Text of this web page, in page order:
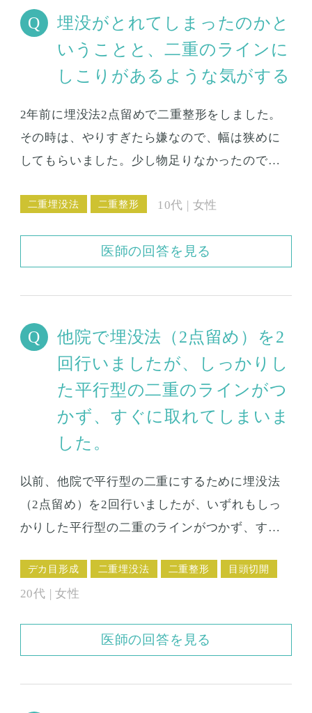
てくるものなんでしょうか。とても心配性なの
で、いろんなことが不安に思えてしょうがない
です。相談に乗って欲しいです。
だったのですが、その後だんだんと薄らいでき
てしまいました。 もともと、幅の広めな二重で
した。手術をする前よりも目は大きく開くよう
になって、見えづらさは解消しているのです
す。 していただいた手術が目をおおきくあける
ことが目的の手術で、決して美容外科が目的の
手術ではないことは分かってはいるものの、実
るようになってしまいました。 挙筋前転をした
時に、皮膚を切ったためかどうかわかりません
が、結構腫れましたので、今回は腫れない手術
重まぶたにしていただきたいです。
埋没がとれてしまったのかと
いうことと、二重のラインに
しこりがあるような気がする
2年前に埋没法2点留めで二重整形をしました。
その時は、やりすぎたら嫌なので、幅は狭めに
してもらいました。少し物足りなかったので、
めをしました。 この時、幅を広げる手術なの
ていません。 その後は問題なかったのですが、
感じ、その後だんだん赤くポツンとした点にな
ってきました。市販薬を塗って治ってきたよう
なのですが、左の目尻のほうだけ、二重の幅が
狭くなってきました。 うっすらと赤いしこりの
ところは、まだコリコリと小さな塊があるみた
いです。 幅が狭くなってきたということは、糸
の結び目がほどけてしまったのでしょうか。? 修
の糸をはずして、また2点留めをしないとだめな
のでしょうか。 それとも、取れているらしい左
の外側だけ追加すれば大丈夫なのでしょうか。
二重埋没法 二重整形 10代 | 女性
医師の回答を見る
他院で埋没法（2点留め）を2
回行いましたが、しっかりし
た平行型の二重のラインがつ
かず、すぐに取れてしまいま
した。
以前、他院で平行型の二重にするために埋没法
（2点留め）を2回行いましたが、いずれもしっ
かりした平行型の二重のラインがつかず、すぐ
先生に相談したのですが、私の場合は蒙古襞が
強いので、目頭切開をしないと平行型が出来な
なかなか切る手術というのには抵抗がありま
でしょうか。 また、糸で縫うと思いますが抜糸
デカ目形成 二重埋没法 二重整形 目頭切開
20代 | 女性
医師の回答を見る